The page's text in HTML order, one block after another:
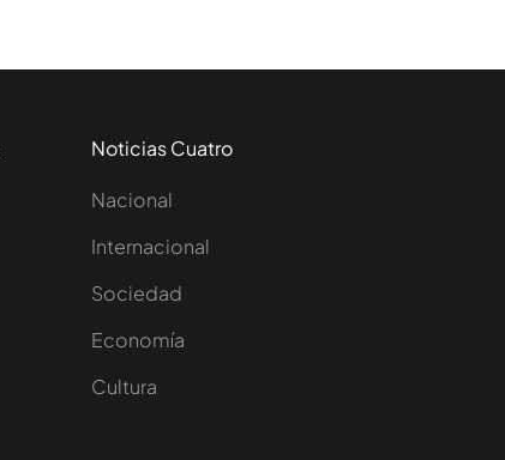
Noticias Cuatro
Nacional
Internacional
Sociedad
Economía
Cultura